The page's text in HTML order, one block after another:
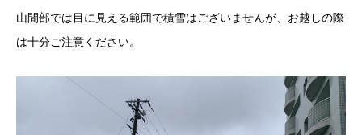
山間部では目に見える範囲で積雪はございませんが、お越しの際
は十分ご注意ください。